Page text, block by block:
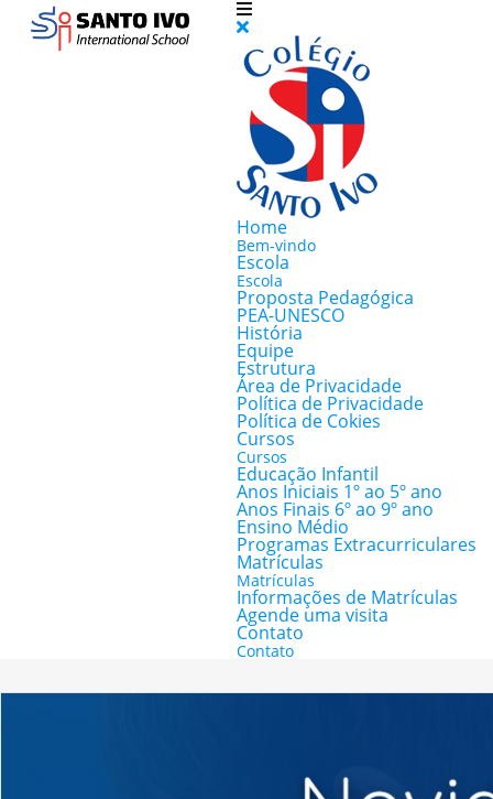
Home
Bem-vindo
Escola
Escola
Proposta Pedagógica
PEA-UNESCO
História
Equipe
Estrutura
Área de Privacidade
Política de Privacidade
Política de Cokies
Cursos
Cursos
Educação Infantil
Anos Iniciais 1º ao 5º ano
Anos Finais 6º ao 9º ano
Ensino Médio
Programas Extracurriculares
Matrículas
Matrículas
Informações de Matrículas
Agende uma visita
Contato
Contato